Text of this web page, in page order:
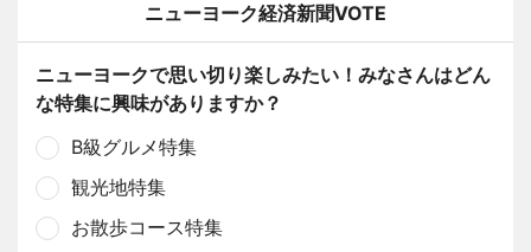
ニューヨーク経済新聞VOTE
ニューヨークで思い切り楽しみたい！みなさんはどん
な特集に興味がありますか？
B級グルメ特集
観光地特集
お散歩コース特集